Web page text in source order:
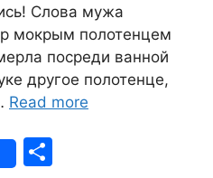
Слова мужа
мокрым полотенцем
посреди ванной
другое полотенце,
Read more